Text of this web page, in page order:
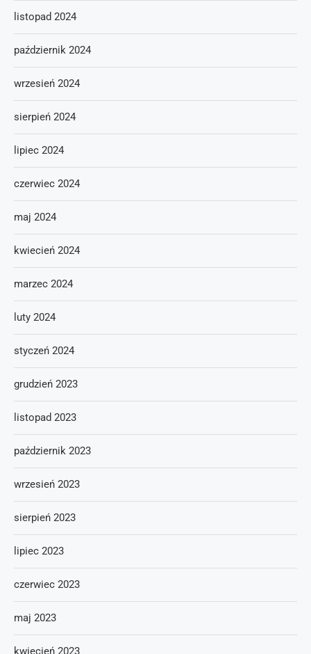
listopad 2024
październik 2024
wrzesień 2024
sierpień 2024
lipiec 2024
czerwiec 2024
maj 2024
kwiecień 2024
marzec 2024
luty 2024
styczeń 2024
grudzień 2023
listopad 2023
październik 2023
wrzesień 2023
sierpień 2023
lipiec 2023
czerwiec 2023
maj 2023
kwiecień 2023